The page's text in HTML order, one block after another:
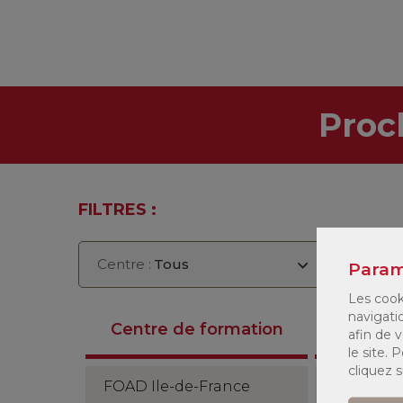
FILTRES :
Centre : Tous
Centre de formation
2026/
FOAD Ile-de-France
Les
afin de
le site.
cliquez